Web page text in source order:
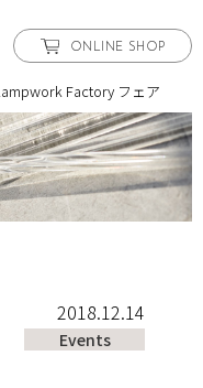
ONLINE SHOP
Factory フェア
2018.12.14
Events